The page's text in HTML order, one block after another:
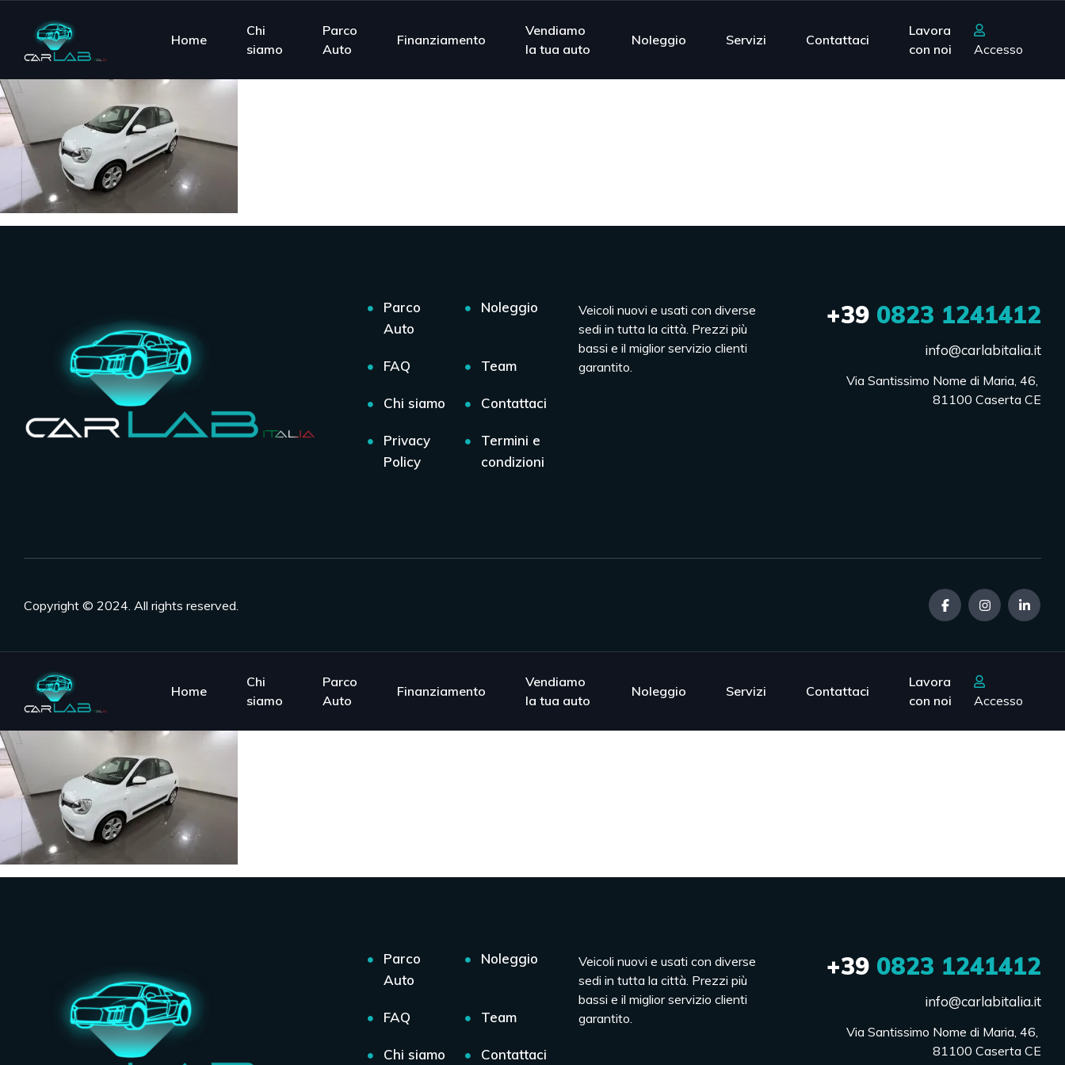
Home
Chi
siamo
Parco
Auto
Finanziamento
Vendiamo
la tua auto
Noleggio Servizi Contattaci
Lavora
con noi
Accesso
Parco
Auto
Noleggio
FAQ Team
Chi siamo Contattaci
Privacy
Policy
Termini e
condizioni
Veicoli nuovi e usati con diverse
sedi in tutta la città. Prezzi più
bassi e il miglior servizio clienti
garantito.
+390823 1241412
info@carlabitalia.it
Via Santissimo Nome di Maria, 46,
81100 Caserta CE
Copyright © 2024. All rights reserved.
Home
Chi
siamo
Parco
Auto
Finanziamento
Vendiamo
la tua auto
Noleggio Servizi Contattaci
Lavora
con noi
Accesso
Parco
Auto
Noleggio
FAQ Team
Chi siamo Contattaci
Veicoli nuovi e usati con diverse
sedi in tutta la città. Prezzi più
bassi e il miglior servizio clienti
garantito.
+390823 1241412
info@carlabitalia.it
Via Santissimo Nome di Maria, 46,
81100 Caserta CE